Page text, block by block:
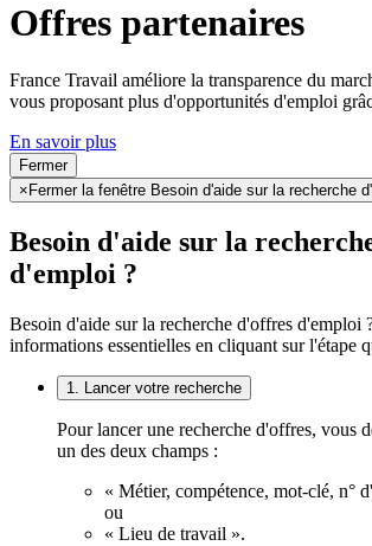
Offres partenaires
France Travail améliore la transparence du
vous proposant plus d'opportunités d'emploi
En savoir plus
Fermer
× Fermer la fenêtre Besoin d'aide sur la recherche
Besoin d'aide sur la
d'emploi ?
Besoin d'aide sur la recherche d'offres d'emploi
informations essentielles en cliquant sur l'étape
1. Lancer votre recherche
Pour lancer une recherche d'offres, vous
un des deux champs :
« Métier, compétence, mot-clé, n°
ou
« Lieu de travail ».